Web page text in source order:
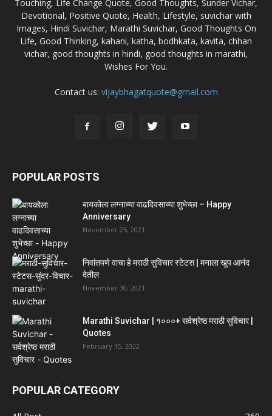
Touching, Life Change Quote, Good Thoughts, Sunder Vichar,
Devotional, Positive Quote, Health, Lifestyle, suvichar with
Images, Hindi Suvichar, Marathi Suvichar, Good Thoughts On
Life, Good Thinking, kahani, katha, bodhkata, kavita, chhan
vichar, good thoughts in hindi, good thoughts in marathi,
Wishes For You.
Contact us: vijaybhagatquote@gmail.com
POPULAR POSTS
बायकोला लग्नाच्या वाढदिवसाच्या शुभेच्छा – Happy
Anniversary
November 25, 2021
निवांतपणे वाचा हे मराठी सुविचार स्टेटस | मनाला खूप आनंद
देतील
November 30, 2021
Marathi Suvichar | १०००+ सर्वश्रेष्ठ मराठी सुविचार |
Quotes
February 15, 2022
POPULAR CATEGORY